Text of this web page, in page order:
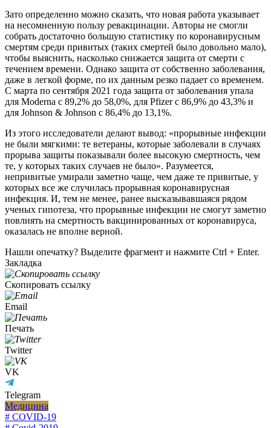
Зато определенно можно сказать, что новая работа указывает
на несомненную пользу ревакцинации. Авторы не смогли
собрать достаточно большую статистику по коронавирусным
смертям среди привитых (таких смертей было довольно мало),
чтобы выяснить, насколько снижается защита от смерти с
течением времени. Однако защита от собственно заболевания,
даже в легкой форме, по их данным резко падает со временем.
С марта по сентября 2021 года защита от заболевания упала
для Moderna с 89,2% до 58,0%, для Pfizer c 86,9% до 43,3% и
для Johnson & Johnson с 86,4% до 13,1%.
Из этого исследователи делают вывод: «прорывные инфекции
не были мягкими: те ветераны, которые заболевали в случаях
прорыва защиты показывали более высокую смертность, чем
те, у которых таких случаев не было». Разумеется,
непривитые умирали заметно чаще, чем даже те привитые, у
которых все же случилась прорывная коронавирусная
инфекция. И, тем не менее, ранее высказывавшаяся рядом
ученых гипотеза, что прорывные инфекции не смогут заметно
повлиять на смертность вакцинированных от коронавируса,
оказалась не вполне верной.
Нашли опечатку? Выделите фрагмент и нажмите Ctrl + Enter.
Закладка
Скопировать ссылку
Email
Печать
Twitter
VK
Telegram
Медицина
# COVID-19